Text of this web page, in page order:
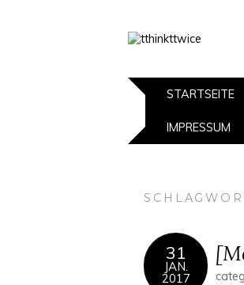
STARTSEITE
IMPRESSUM
31
JAN.
2017